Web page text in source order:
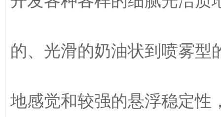
的、光滑的奶油状到喷雾型
地感觉和较强的悬浮稳定性